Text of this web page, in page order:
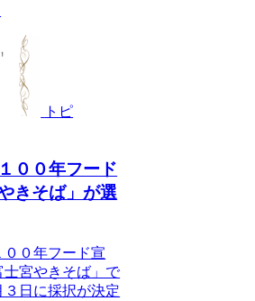
トピ
００年フード
きそば」が選
０年フード宣
宮やきそば」で
日に採択が決定